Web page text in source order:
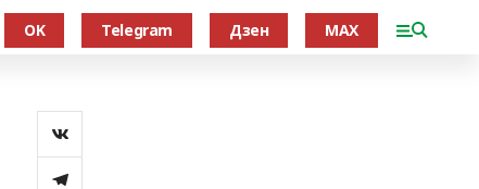
OK Telegram Дзен MAX